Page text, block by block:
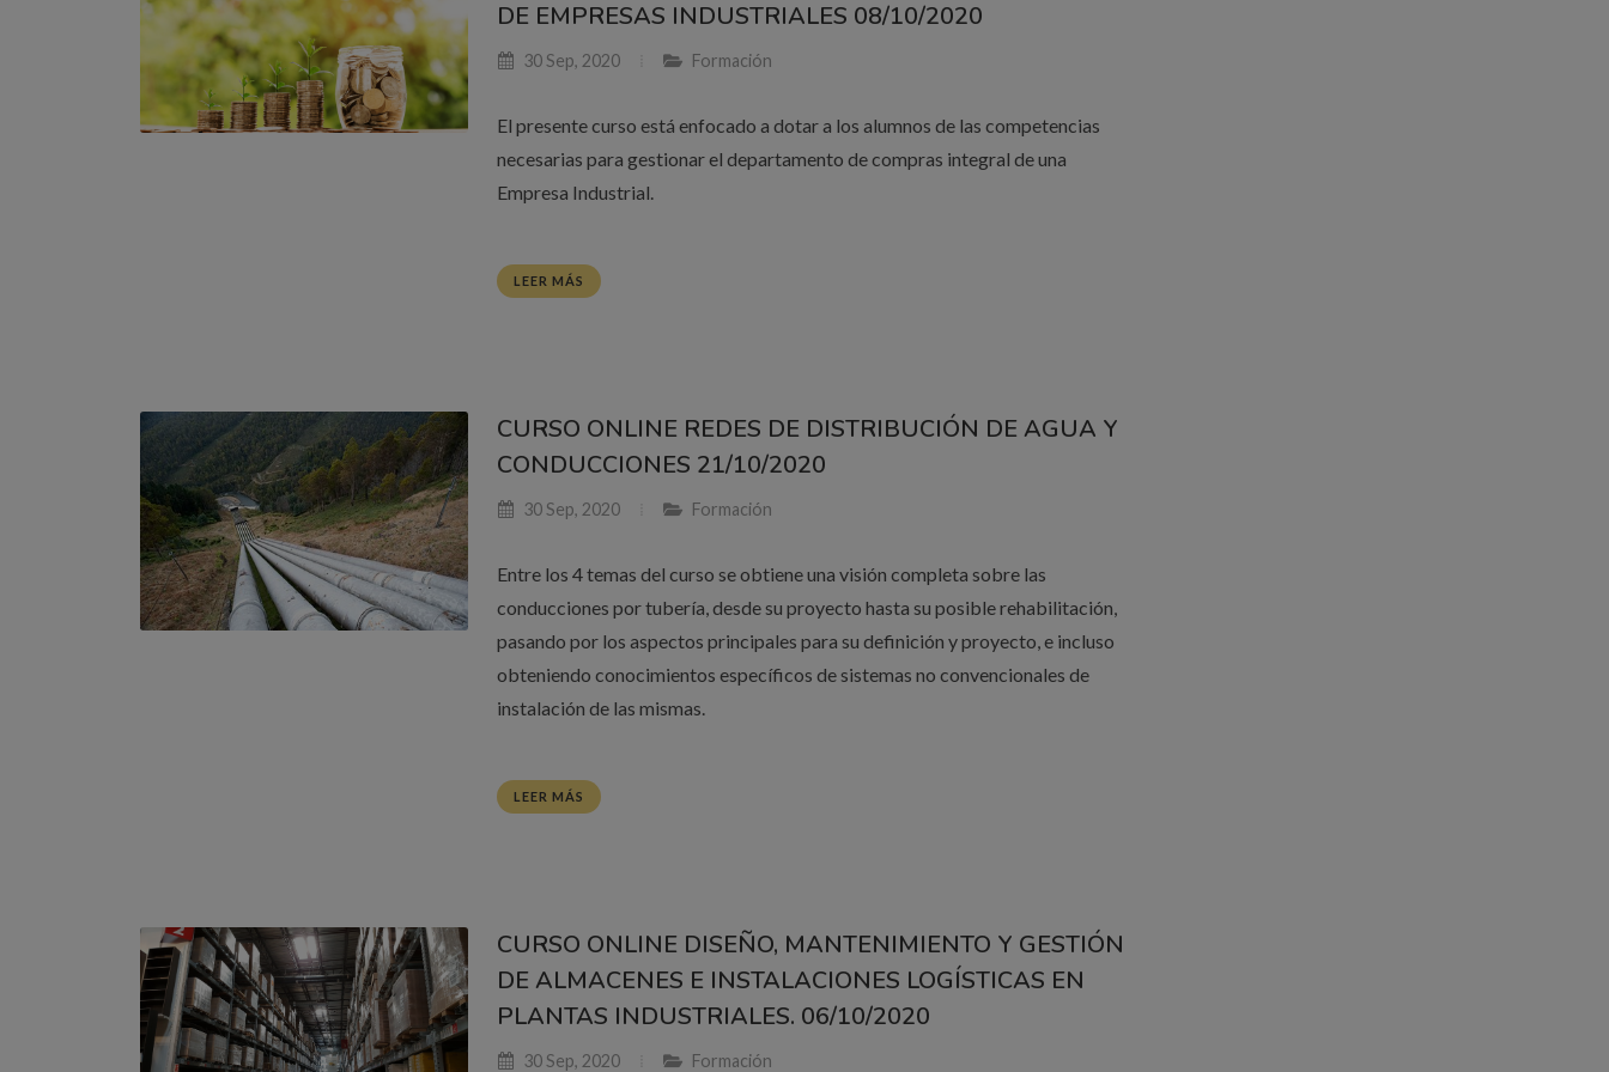
DE EMPRESAS INDUSTRIALES 08/10/2020
30 Sep, 2020 Formación
El presente curso está enfocado a dotar a los alumnos de las competencias
necesarias para gestionar el departamento de compras integral de una
Empresa Industrial.
LEER MÁS
CURSO ONLINE REDES DE DISTRIBUCIÓN DE AGUA Y
CONDUCCIONES 21/10/2020
30 Sep, 2020 Formación
Entre los 4 temas del curso se obtiene una visión completa sobre las
conducciones por tubería, desde su proyecto hasta su posible rehabilitación,
pasando por los aspectos principales para su definición y proyecto, e incluso
obteniendo conocimientos específicos de sistemas no convencionales de
instalación de las mismas.
LEER MÁS
CURSO ONLINE DISEÑO, MANTENIMIENTO Y GESTIÓN
DE ALMACENES E INSTALACIONES LOGÍSTICAS EN
PLANTAS INDUSTRIALES. 06/10/2020
30 Sep, 2020 Formación